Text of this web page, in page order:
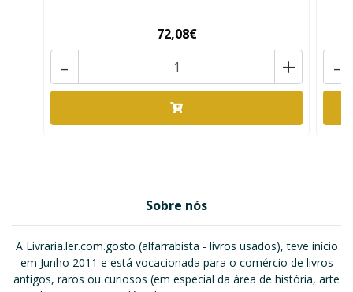
72,08€
+
- -
Sobre nós
A Livraria.ler.com.gosto (alfarrabista - livros usados), teve início
em Junho 2011 e está vocacionada para o comércio de livros
antigos, raros ou curiosos (em especial da área de história, arte